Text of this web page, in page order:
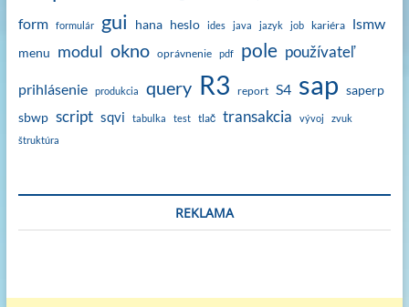
form formulár gui hana heslo ides java jazyk job kariéra lsmw
menu modul okno oprávnenie pdf pole používateľ
prihlásenie produkcia query R3 report S4 sap saperp
sbwp script sqvi tabulka test tlač transakcia vývoj
zvuk
štruktúra
REKLAMA